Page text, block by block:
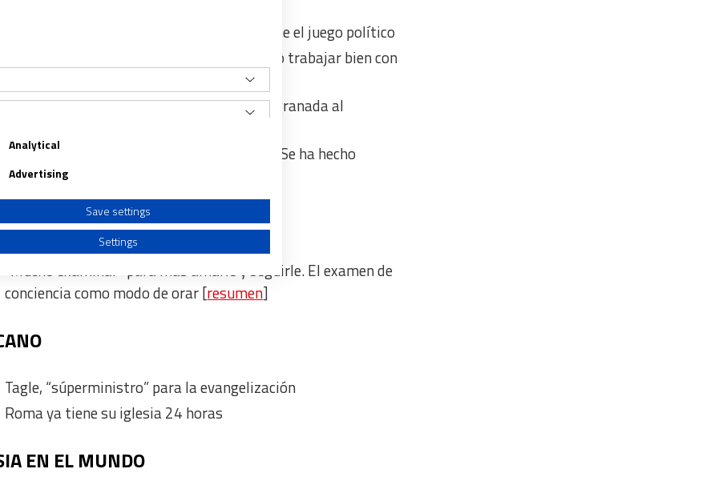
“Ni miedo ni preocupación”: los obispos ante el juego político
El nuncio Bernardito Auza aterriza: “Espero trabajar bien con
Alerta social y eclesial tras un ataque con granada al
Pérez Pueyo sobre los bienes de la Franja: “Se ha hecho
justicia”
“Mucho examinar” para más amarle y seguirle. El examen de
conciencia como modo de orar[resumen]
Tagle, “súperministro” para la evangelización
Roma ya tiene su iglesia 24 horas
EN EL MUNDO
from different sources
Analytical
Advertising
Save settings
Settings